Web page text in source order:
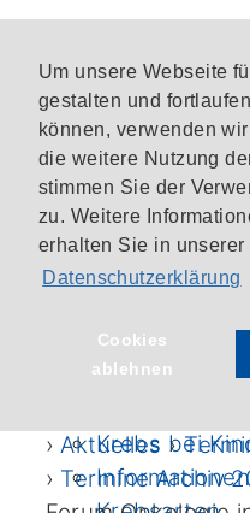
Um unsere Webseite
gestalten und
können, verwenden
die weitere Nutzung
stimmen Sie der
zu. Weitere
erhalten Sie in unserer
Datenschutzerklärung
Cookies
ablehnen
CIO-
Unsere
Krebs bei
Startseite
Archivierte
›Aktuelles ›
› Termine Archiv